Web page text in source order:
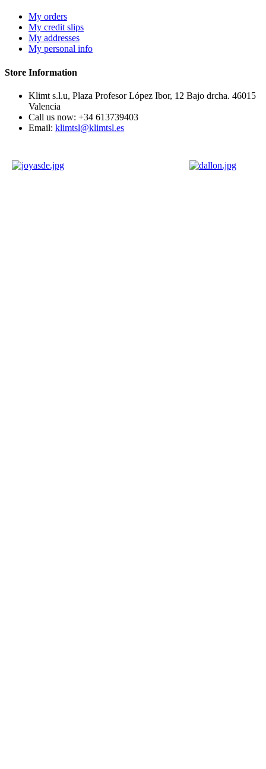
My orders
My credit slips
My addresses
My personal info
Store Information
Klimt s.l.u, Plaza Profesor López Ibor, 12 Bajo drcha. 46015
Valencia
Call us now: +34 613739403
Email: klimtsl@klimtsl.es